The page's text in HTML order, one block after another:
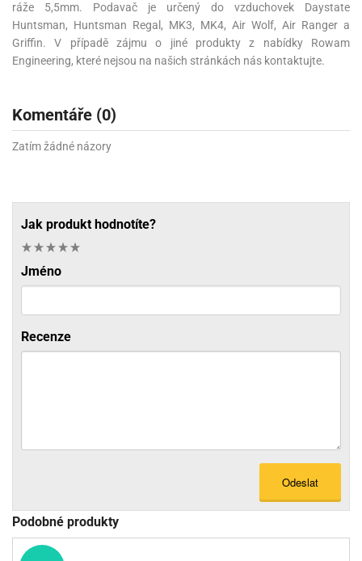
ráže 5,5mm. Podavač je určený do vzduchovek Daystate
Huntsman, Huntsman Regal, MK3, MK4, Air Wolf, Air Ranger a
Griffin. V případě zájmu o jiné produkty z nabídky Rowam
Engineering, které nejsou na našich stránkách nás kontaktujte.
Komentáře (0)
Zatím žádné názory
Jak produkt hodnotíte?
Jméno
Recenze
Odeslat
Podobné produkty